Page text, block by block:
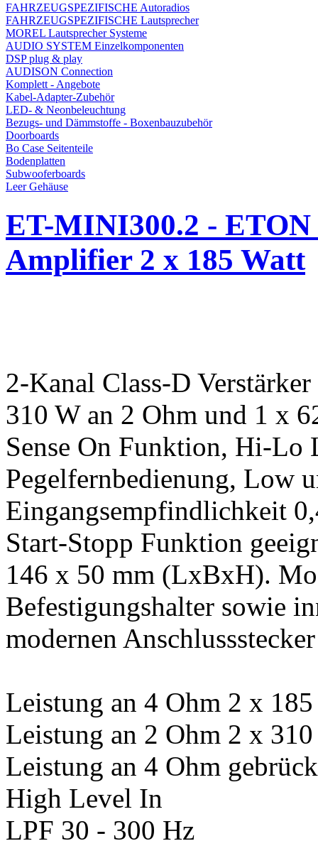
FAHRZEUGSPEZIFISCHE Autoradios
FAHRZEUGSPEZIFISCHE Lautsprecher
MOREL Lautsprecher Systeme
AUDIO SYSTEM Einzelkomponenten
DSP plug & play
AUDISON Connection
Komplett - Angebote
Kabel-Adapter-Zubehör
LED- & Neonbeleuchtung
Bezugs- und Dämmstoffe - Boxenbauzubehör
Doorboards
Bo Case Seitenteile
Bodenplatten
Subwooferboards
Leer Gehäuse
ET-MINI300.2 -
Amplifier 2 x 185 Watt
2-Kanal Class-D
310 W an 2 Ohm und 1 x
Sense On Funktion, Hi-Lo
Pegelfernbedienung, Low
Eingangsempfindlichkeit
Start-Stopp Funktion
146 x 50 mm (LxBxH).
Befestigungshalter sowie
modernen
Leistung an 4 Ohm 2 x
Leistung an 2 Ohm 2 x
Leistung an 4 Ohm
High Level In
LPF 30 - 300 Hz